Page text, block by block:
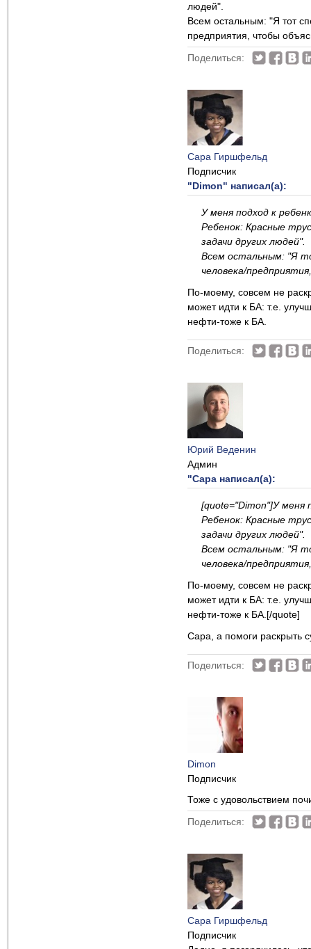
людей".
Всем остальным: "Я тот
предприятия, чтобы
Поделиться:
Сара Гиршфельд
Подписчик
"Dimon" написал(а):
У меня подход к
Ребенок: Красные
задачи других людей".
Всем остальным: "Я
человека/
По-моему, совсем не
может идти к БА: т.е.
нефти-тоже к БА.
Поделиться:
Юрий Веденин
Админ
"Сара написал(а):
[quote="Dimon"]У
Ребенок: Красные
задачи других людей".
Всем остальным: "Я
человека/
По-моему, совсем не
может идти к БА: т.е.
нефти-тоже к БА.[/quote]
Сара, а помоги раскрыть
Поделиться:
Dimon
Подписчик
Тоже с удовольствием
Поделиться:
Сара Гиршфельд
Подписчик